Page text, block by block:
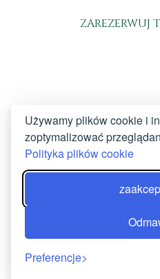
Używamy plików cookie i
zoptymalizować
Polityka plików cookie
Preferencje
ZAREZERWUJ